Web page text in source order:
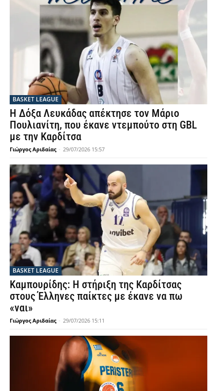
BASKET LEAGUE
Η Δόξα Λευκάδας απέκτησε τον Μάριο
Πουλιανίτη, που έκανε ντεμπούτο στη GBL
με την Καρδίτσα
Γιώργος Αριδαίας - 29/07/2026 15:57
BASKET LEAGUE
Καμπουρίδης: Η στήριξη της Καρδίτσας
στους Έλληνες παίκτες με έκανε να πω
«ναι»
Γιώργος Αριδαίας - 29/07/2026 15:11